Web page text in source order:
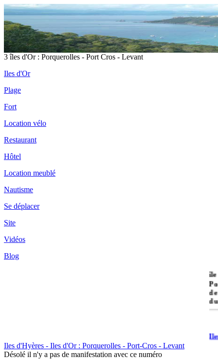
3 îles d'Or : Porquerolles - Port Cros - Levant
Iles d'Or
Plage
Fort
Location vélo
Restaurant
Hôtel
Location meublé
Nautisme
Se déplacer
Site
Vidéos
Blog
île
Iles d'Hyères - Iles d'Or : Porquerolles - Port-Cros - Levant
Désolé il n'y a pas de manifestation avec ce numéro